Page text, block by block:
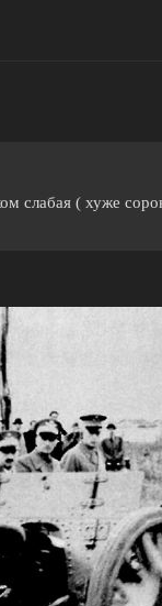
слабая ( хуже